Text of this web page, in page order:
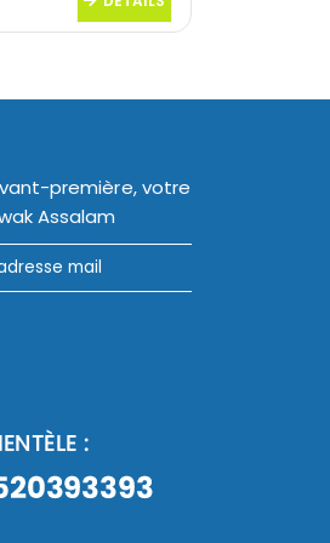
première, votre
Assalam